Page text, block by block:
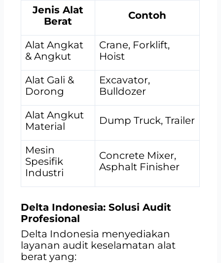
Jenis Alat
Berat
Contoh
Alat Angkat
& Angkut
Crane, Forklift,
Hoist
Alat Gali &
Dorong
Excavator,
Bulldozer
Alat Angkut
Material
Dump Truck, Trailer
Mesin
Spesifik
Industri
Concrete Mixer,
Asphalt Finisher
Delta Indonesia: Solusi Audit
Profesional
Delta Indonesia menyediakan
layanan audit keselamatan alat
berat yang: